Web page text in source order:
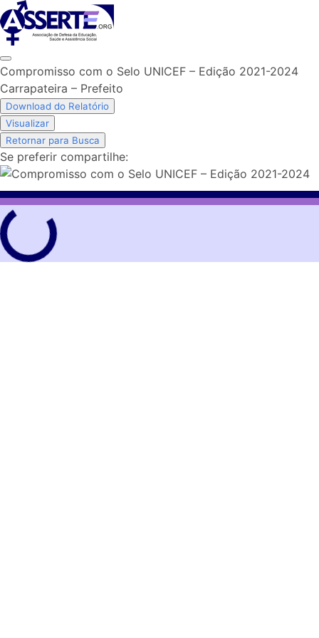
Skip
to
content
Compromisso com o Selo UNICEF – Edição 2021-2024
Carrapateira – Prefeito
Download do Relatório
Visualizar
Retornar para Busca
Se preferir compartilhe: